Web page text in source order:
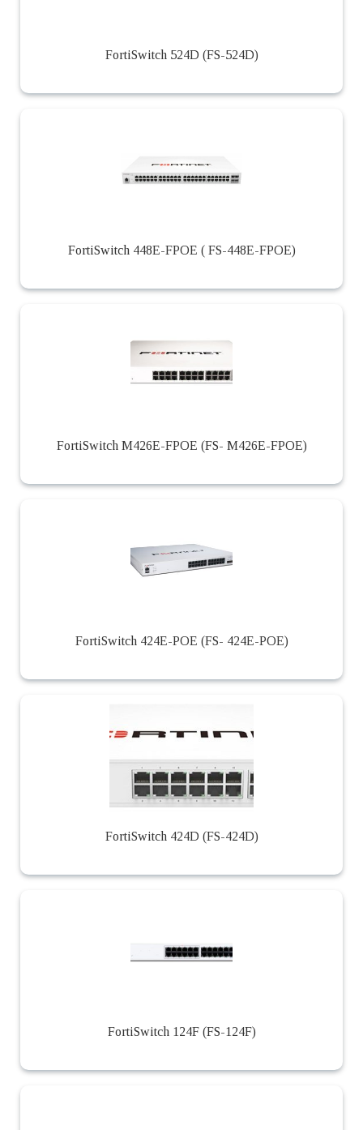
FortiSwitch 524D (FS-524D)
FortiSwitch 448E-FPOE ( FS-448E-FPOE)
FortiSwitch M426E-FPOE (FS- M426E-FPOE)
FortiSwitch 424E-POE (FS- 424E-POE)
FortiSwitch 424D (FS-424D)
FortiSwitch 124F (FS-124F)